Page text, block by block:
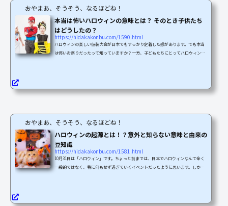
おやまあ、そうそう、なるほどね！
本当は怖いハロウィンの意味とは？ そのとき子供たち
はどうしたの？
https://hidakakonbu.com/1590.html
ハロウィンの楽しい仮装大会が日本でもすっかり定着した感があります。でも本当
は怖いお祭りだったって知っていますか？一方、子どもたちにとってハロウィンは
言われています。古代ケルト人とは、まだキリスト教がな...
おやまあ、そうそう、なるほどね！
ハロウィンの起源とは！？意外と知らない意味と由来の
豆知識
https://hidakakonbu.com/1581.html
10月31日は「ハロウィン」です。ちょっと前までは、日本でハロウィンなんて全く
一般的ではなく、特に何もせず過ぎていくイベントだったように思います。しか